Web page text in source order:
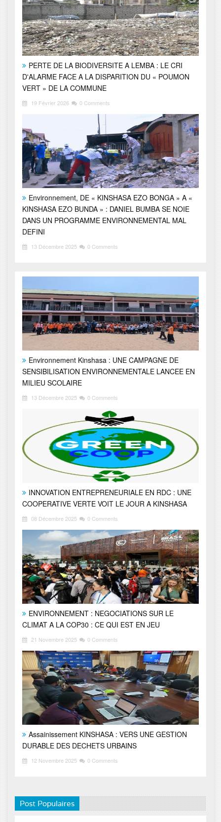
PERTE DE LA BIODIVERSITE A LEMBA : LE CRI
D'ALARME FACE A LA DISPARITION DU « POUMON
VERT » DE LA COMMUNE
19 Février 2026 0 Comments
Environnement, DE « KINSHASA EZO BONGA » A «
KINSHASA EZO BUNDA » : DANIEL BUMBA SE NOIE
DANS UN PROGRAMME ENVIRONNEMENTAL MAL
DEFINI
13 Décembre 2025 0 Comments
Environnement Kinshasa : UNE CAMPAGNE DE
SENSIBILISATION ENVIRONNEMENTALE LANCEE EN
MILIEU SCOLAIRE
13 Décembre 2025 0 Comments
INNOVATION ENTREPRENEURIALE EN RDC : UNE
COOPERATIVE VERTE VOIT LE JOUR A KINSHASA
08 Décembre 2025 0 Comments
ENVIRONNEMENT : NEGOCIATIONS SUR LE
CLIMAT A LA COP30 : CE QUI EST EN JEU
21 Novembre 2025 0 Comments
Assainissement KINSHASA : VERS UNE GESTION
DURABLE DES DECHETS URBAINS
12 Novembre 2025 0 Comments
Post Populaires